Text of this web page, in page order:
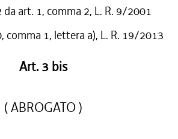
art. 1, comma 2, L. R. 9/2001
1, lettera a), L. R. 19/2013
Art. 3 bis
( ABROGATO )